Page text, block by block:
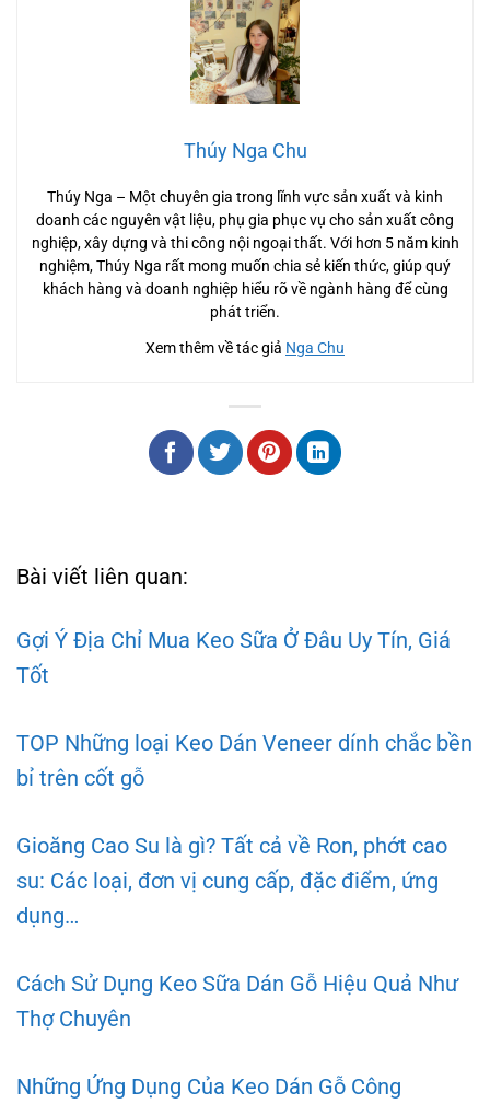
Thúy Nga Chu
Thúy Nga – Một chuyên gia trong lĩnh vực sản xuất và kinh
doanh các nguyên vật liệu, phụ gia phục vụ cho sản xuất công
nghiệp, xây dựng và thi công nội ngoại thất. Với hơn 5 năm kinh
nghiệm, Thúy Nga rất mong muốn chia sẻ kiến thức, giúp quý
khách hàng và doanh nghiệp hiểu rõ về ngành hàng để cùng
phát triển.
Xem thêm về tác giả Nga Chu
Bài viết liên quan:
Gợi Ý Địa Chỉ Mua Keo Sữa Ở Đâu Uy Tín, Giá
Tốt
TOP Những loại Keo Dán Veneer dính chắc bền
bỉ trên cốt gỗ
Gioăng Cao Su là gì? Tất cả về Ron, phớt cao
su: Các loại, đơn vị cung cấp, đặc điểm, ứng
dụng…
Cách Sử Dụng Keo Sữa Dán Gỗ Hiệu Quả Như
Thợ Chuyên
Những Ứng Dụng Của Keo Dán Gỗ Công